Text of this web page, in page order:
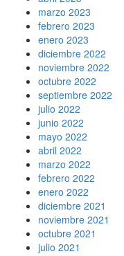
marzo 2023
febrero 2023
enero 2023
diciembre 2022
noviembre 2022
octubre 2022
septiembre 2022
julio 2022
junio 2022
mayo 2022
abril 2022
marzo 2022
febrero 2022
enero 2022
diciembre 2021
noviembre 2021
octubre 2021
julio 2021